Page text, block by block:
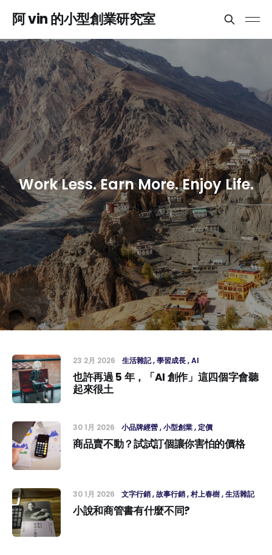
阿 vin 的小型創業研究室
Work Less. Earn More. Enjoy Life.
23 2月 2026 生活雜記 學習成長 AI
也許再過 5 年，「AI 創作」這四個字會聽
起來很土
30 1月 2026 小品牌經營 小型創業 定價
商品賣不動？試試訂個讓你害怕的價格
30 1月 2026 文字行銷 故事行銷 村上春樹 生活雜記
小說和商管書有什麼不同?